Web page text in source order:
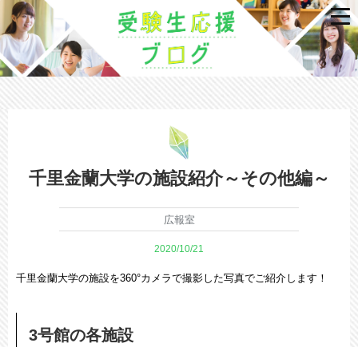
千里金蘭大学の施設紹介～その他編～
2020/10/21
広報室
千里金蘭大学の施設を360°カメラで撮影した写真でご紹介します！
3号館の各施設